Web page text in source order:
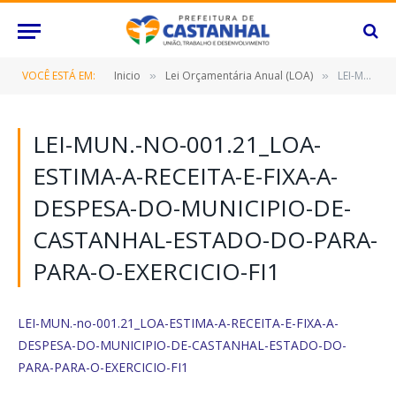
VOCÊ ESTÁ EM: Inicio » Lei Orçamentária Anual (LOA) » LEI-MUN.-no-001.21_LOA-ESTIMA-A-RECEITA-E-FIXA-A-DESPESA-DO-MUNICIPIO-DE-CASTANHAL-ESTADO-DO-PARA-PARA-O-EXERCICIO-FI1
LEI-MUN.-NO-001.21_LOA-
ESTIMA-A-RECEITA-E-FIXA-A-
DESPESA-DO-MUNICIPIO-DE-
CASTANHAL-ESTADO-DO-PARA-
PARA-O-EXERCICIO-FI1
LEI-MUN.-no-001.21_LOA-ESTIMA-A-RECEITA-E-FIXA-A-
DESPESA-DO-MUNICIPIO-DE-CASTANHAL-ESTADO-DO-
PARA-PARA-O-EXERCICIO-FI1